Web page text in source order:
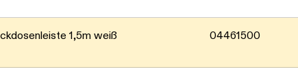
1,5m weiß
04461500